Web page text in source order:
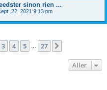
sinon rien ...
22, 2021 9:13 pm
27
3 4 5 27
Aller